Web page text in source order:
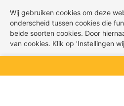
naar
Wij gebruiken cookies om deze
onderscheid tussen cookies die
beide soorten cookies. Door
van cookies. Klik op 'Instellingen